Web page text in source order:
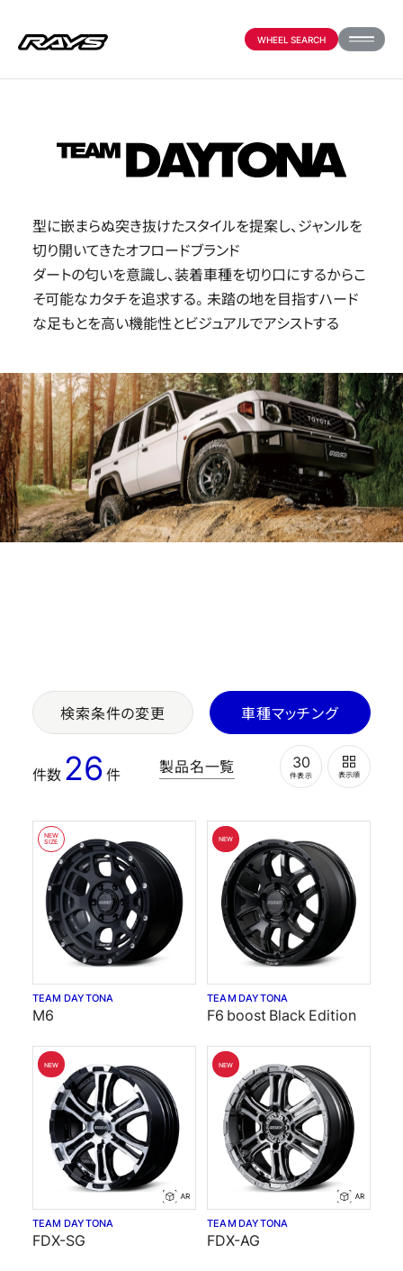
WHEEL SEARCH
COMPANY
PARTNER SHOP
NEWS
OFFICIAL SNS
型に嵌まらぬ突き抜けたスタイルを提案し、ジャンルを
切り開いてきたオフロードブランド
ダートの匂いを意識し、装着車種を切り口にするからこ
そ可能なカタチを追求する。未踏の地を目指すハード
な足もとを高い機能性とビジュアルでアシストする
件数 26件
検索条件の変更 車種マッチング
製品名一覧 30
件表示 表示順
NEW
SIZE
TEAM DAYTONA
M6
NEW
TEAM DAYTONA
F6 boost Black Edition
NEW
TEAM DAYTONA
FDX-SG
NEW
TEAM DAYTONA
FDX-AG